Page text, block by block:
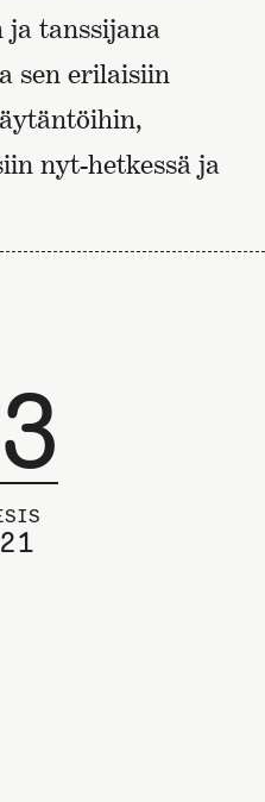
tanssijana
sen erilaisiin
nyt-hetkessä ja